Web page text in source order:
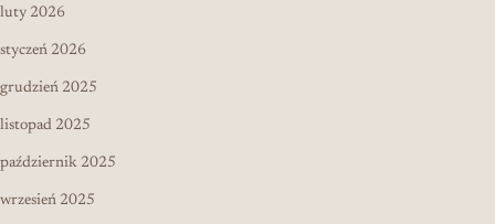
luty 2026
styczeń 2026
grudzień 2025
listopad 2025
październik 2025
wrzesień 2025